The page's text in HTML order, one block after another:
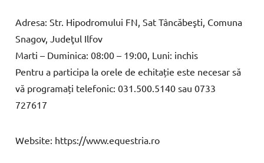
Adresa: Str. Hipodromului FN, Sat Tâncăbeşti, Comuna
Snagov, Judeţul Ilfov
Marti – Duminica: 08:00 – 19:00, Luni: inchis
Pentru a participa la orele de echitație este necesar să
vă programați telefonic: 031.500.5140 sau 0733
727617
Website: https://www.equestria.ro